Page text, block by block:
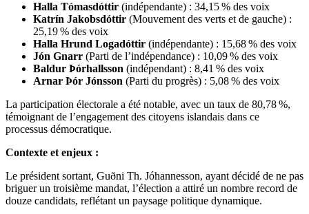
Halla Tómasdóttir (indépendante) : 34,15 % des voix
Katrín Jakobsdóttir (Mouvement des verts et de gauche) :
25,19 % des voix
Halla Hrund Logadóttir (indépendante) : 15,68 % des voix
Jón Gnarr (Parti de l’indépendance) : 10,09 % des voix
Baldur Þórhallsson (indépendant) : 8,41 % des voix
Arnar Þór Jónsson (Parti du progrès) : 5,08 % des voix
La participation électorale a été notable, avec un taux de 80,78 %,
témoignant de l’engagement des citoyens islandais dans ce
processus démocratique.
Contexte et enjeux :
Le président sortant, Guðni Th. Jóhannesson, ayant décidé de ne pas
briguer un troisième mandat, l’élection a attiré un nombre record de
douze candidats, reflétant un paysage politique dynamique.